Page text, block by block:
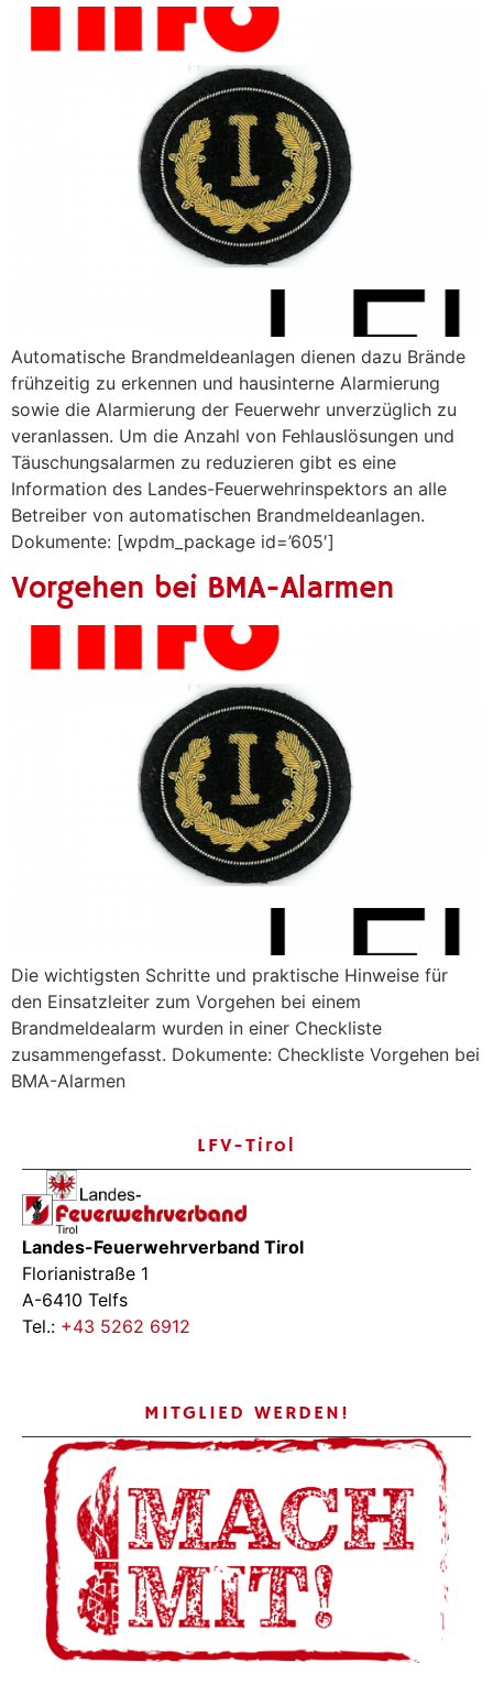
Automatische Brandmeldeanlagen dienen dazu Brände
frühzeitig zu erkennen und hausinterne Alarmierung
sowie die Alarmierung der Feuerwehr unverzüglich zu
veranlassen. Um die Anzahl von Fehlauslösungen und
Täuschungsalarmen zu reduzieren gibt es eine
Information des Landes-Feuerwehrinspektors an alle
Betreiber von automatischen Brandmeldeanlagen.
Dokumente: [wpdm_package id=’605′]
Vorgehen bei BMA-Alarmen
Die wichtigsten Schritte und praktische Hinweise für
den Einsatzleiter zum Vorgehen bei einem
Brandmeldealarm wurden in einer Checkliste
zusammengefasst. Dokumente: Checkliste Vorgehen bei
BMA-Alarmen
LFV-Tirol
Landes-Feuerwehrverband Tirol
Florianistraße 1
A-6410 Telfs
Tel.: +43 5262 6912
MITGLIED WERDEN!